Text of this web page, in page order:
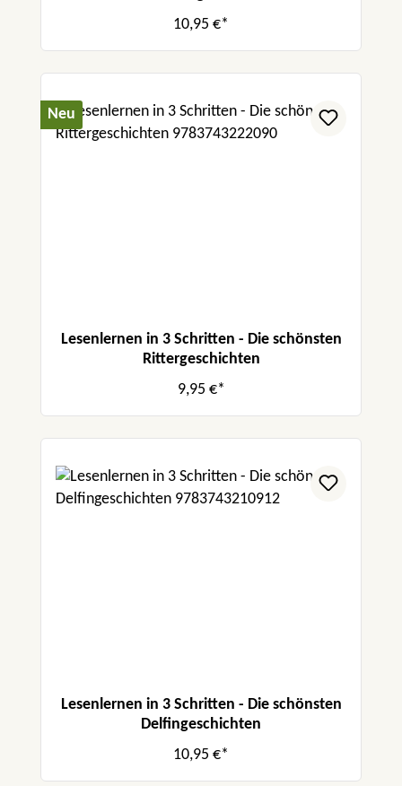
10,95 €*
Neu
Lesenlernen in 3 Schritten - Die schönsten
Rittergeschichten
9,95 €*
Lesenlernen in 3 Schritten - Die schönsten
Delfingeschichten
10,95 €*